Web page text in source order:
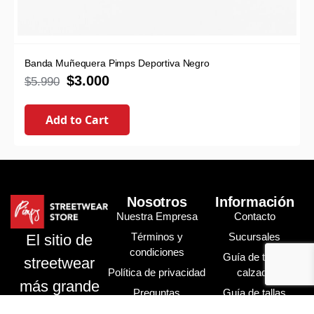
Banda Muñequera Pimps Deportiva Negro
$5.990 $3.000
Add to Cart
El sitio de
streetwear
más grande
Nosotros
Nuestra Empresa
Términos y
condiciones
Política de privacidad
Preguntas
Información
Contacto
Sucursales
Guía de tallas
calzado
Guía de tallas